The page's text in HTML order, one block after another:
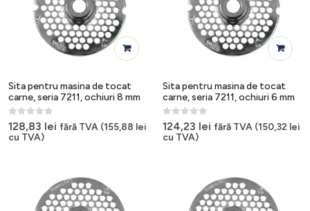
Sita pentru masina de tocat
carne, seria 7211, ochiuri 8 mm
0out of 5
128,83 lei fără TVA (155,88 lei
cu TVA)
Sita pentru masina de tocat
carne, seria 7211, ochiuri 6 mm
0out of 5
124,23 lei fără TVA (150,32 lei
cu TVA)